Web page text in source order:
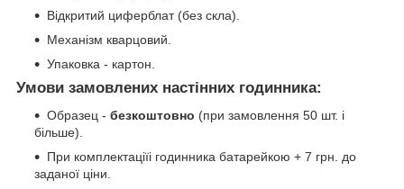
Відкритий циферблат (без скла).
Механізм кварцовий.
Упаковка - картон.
Умови замовлених настінних годинника:
Образец - безкоштовно (при замовлення 50 шт. і
більше).
При комплектаціїі годинника батарейкою + 7 грн. до
заданої ціни.